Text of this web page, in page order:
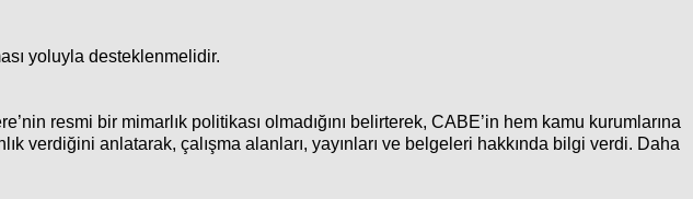
yoluyla desteklenmelidir.
resmi bir mimarlık politikası olmadığını belirterek, CABE’in hem kamu kurumlarına
verdiğini anlatarak, çalışma alanları, yayınları ve belgeleri hakkında bilgi verdi. Daha